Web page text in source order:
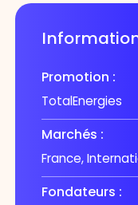
Promotion :
TotalEnergies
Marchés :
France,
Fondateurs :